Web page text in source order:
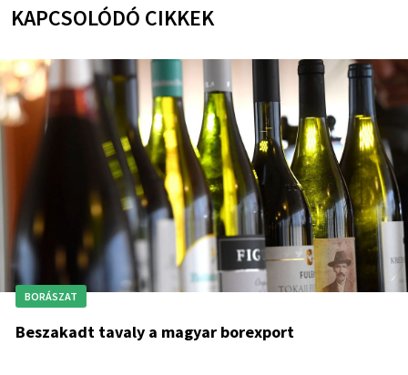
KAPCSOLÓDÓ CIKKEK
BORÁSZAT
Beszakadt tavaly a magyar borexport